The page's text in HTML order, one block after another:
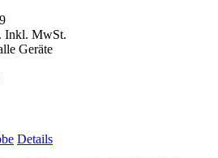
Inkl. MwSt.
Geräte
Details